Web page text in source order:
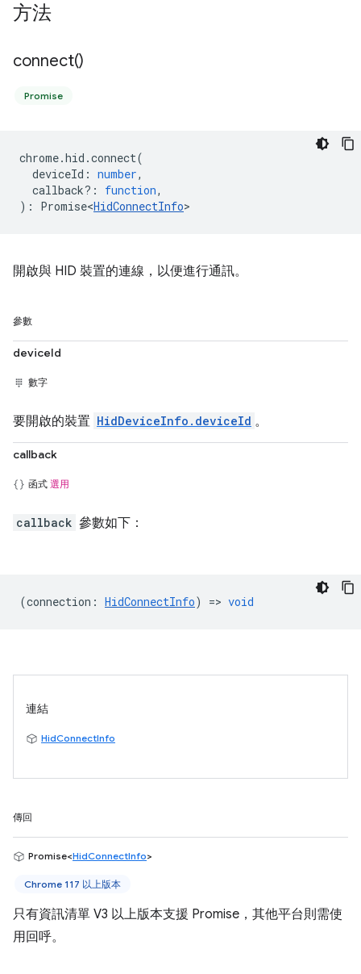
方法
connect()
Promise
chrome.hid .connect(
deviceId : number,
callback? : function,
) : Promise<HidConnectInfo>
開啟與 HID 裝置的連線，以便進行通訊。
參數
deviceId
數字
要開啟的裝置 HidDeviceInfo.deviceId 。
callback
函式 選用
callback 參數如下：
(connection : HidConnectInfo) => void
連結
HidConnectInfo
傳回
Promise<HidConnectInfo>
Chrome 117 以上版本
只有資訊清單 V3 以上版本支援 Promise，其他平台則需使
用回呼。